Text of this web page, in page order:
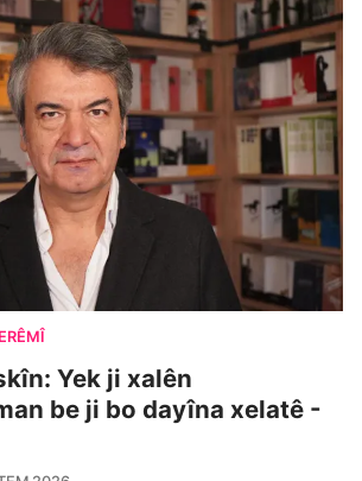
Yek ji xalên
be ji bo dayîna xelatê -